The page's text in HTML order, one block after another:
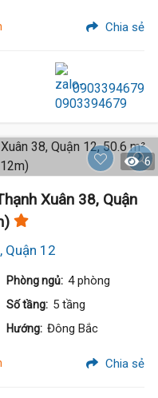
6.4 Tỷ
6.35 Tỷ
Chia sẻ
0903394679
6
Xuân 38, Quận
Quận 12
Phòng ngủ: 4 phòng
Số tầng: 5 tầng
Hướng: Đông Bắc
Chia sẻ